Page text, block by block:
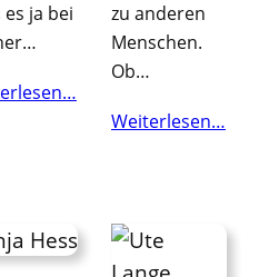
es ja bei
zu anderen
Menschen.
Ob…
Weiterlesen…